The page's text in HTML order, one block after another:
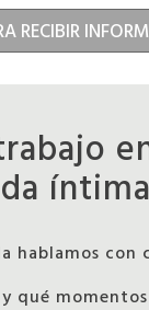
RECIBIR
íntima
hablamos con
qué